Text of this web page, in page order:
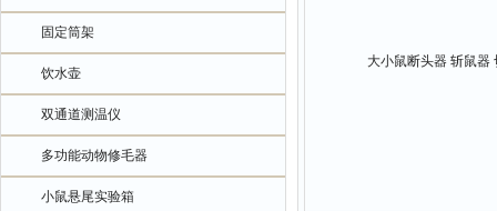
固定筒架
饮水壶
双通道测温仪
多功能动物修毛器
小鼠悬尾实验箱